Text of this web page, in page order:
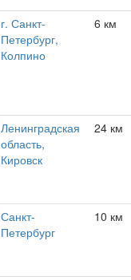
г. Санкт-
Петербург,
Колпино
6 км
Ленинградская
область,
Кировск
24 км
Санкт-
Петербург
10 км